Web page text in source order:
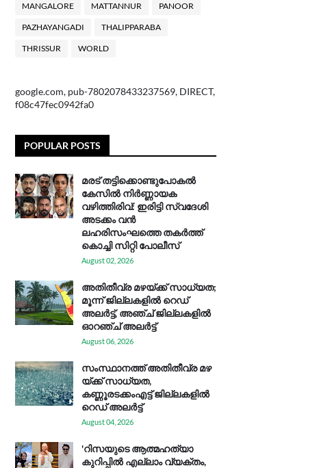
MANGALORE MATTANNUR PANOOR
PAZHAYANGADI THALIPPARABA
THRISSUR WORLD
google.com, pub-7802078433237569, DIRECT,
f08c47fec0942fa0
POPULAR POSTS
മരട് തട്ടിക്കൊണ്ടുപോകൽ
കേസിൽ നിർണ്ണായക
വഴിത്തിരിവ്: ഇരിട്ടി സ്വദേശി
അടക്കം വൻ
ലഹരിസംഘത്തെ തകർത്ത്
കൊച്ചി സിറ്റി പോലീസ്
August 02, 2026
അതിതീവ്ര മഴയ്ക്ക് സാധ്യത;
മൂന്ന് ജില്ലകളിൽ റെഡ്
അലർട്ട്, അഞ്ച് ജില്ലകളിൽ
ഓറഞ്ച് അലർട്ട്
August 06, 2026
സം​സ്ഥാ​ന​ത്ത് അ​തി​തീ​വ്ര മ​ഴ​
യ്ക്ക് സാ​ധ്യ​ത,
കണ്ണൂരടക്കംഎ​ട്ട് ജി​ല്ല​ക​ളി​ൽ
റെ​ഡ് അ​ലർ​ട്ട്
August 04, 2026
'റിസയുടെ ആത്മഹത്യാ
കുറിപ്പിൽ എല്ലാം വ്യക്തം,